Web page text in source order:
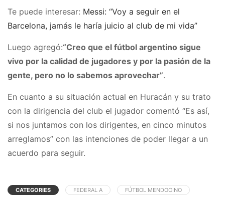
Te puede interesar: Messi: “Voy a seguir en el
Barcelona, jamás le haría juicio al club de mi vida”
Luego agregó:“Creo que el fútbol argentino sigue
vivo por la calidad de jugadores y por la pasión de la
gente, pero no lo sabemos aprovechar”.
En cuanto a su situación actual en Huracán y su trato
con la dirigencia del club el jugador comentó “Es así,
si nos juntamos con los dirigentes, en cinco minutos
arreglamos” con las intenciones de poder llegar a un
acuerdo para seguir.
CATEGORIES FEDERAL A FÚTBOL MENDOCINO